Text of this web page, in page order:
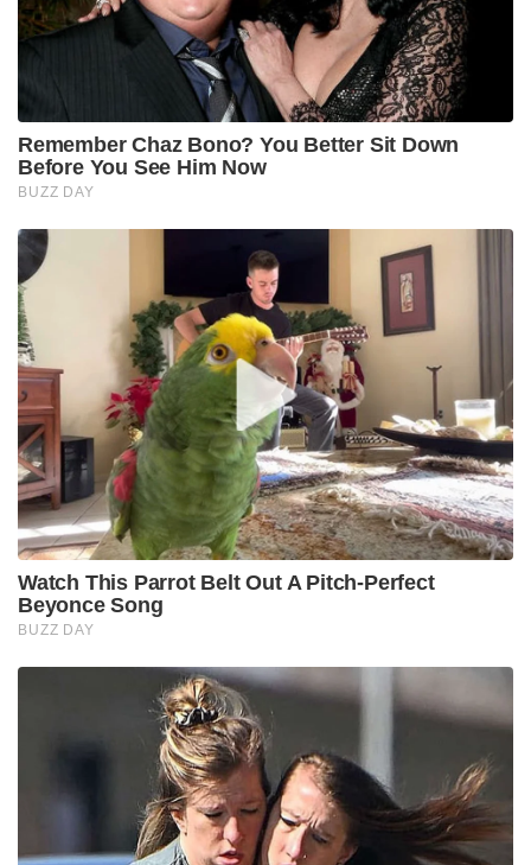
Remember Chaz Bono? You Better Sit Down
Before You See Him Now
BUZZ DAY
Watch This Parrot Belt Out A Pitch-Perfect
Beyonce Song
BUZZ DAY